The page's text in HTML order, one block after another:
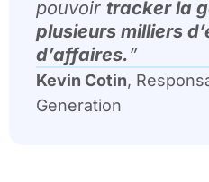
pouvoir tracker la
plusieurs milliers
d’affaires.”
Kevin Cotin,
Generation